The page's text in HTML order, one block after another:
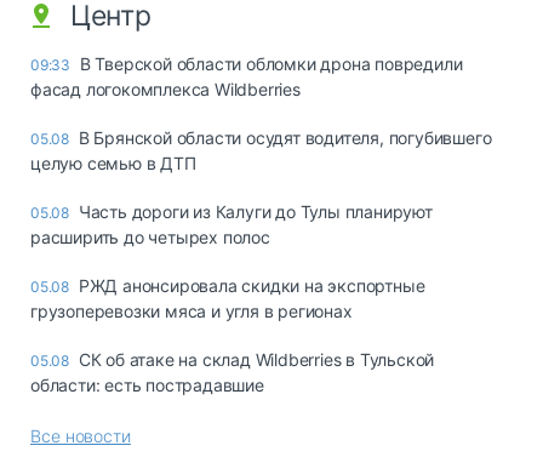
Центр
09:33
В Тверской области обломки дрона повредили
фасад логокомплекса Wildberries
05.08 В Брянской области осудят водителя, погубившего
целую семью в ДТП
05.08 Часть дороги из Калуги до Тулы планируют
расширить до четырех полос
05.08 РЖД анонсировала скидки на экспортные
грузоперевозки мяса и угля в регионах
05.08 СК об атаке на склад Wildberries в Тульской
области: есть пострадавшие
Все новости